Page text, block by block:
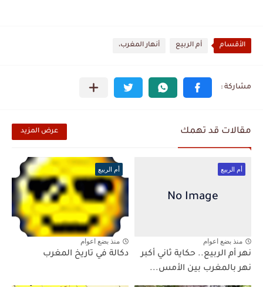
الأقسام أم الربيع أنهار المغرب،
مقالات قد تهمك عرض المزيد
أم الربيع
منذ بضع اعوام
نهر أم الربيع.. حكاية ثاني أكبر
نهر بالمغرب بين الأمس...
أم الربيع
منذ بضع اعوام
دكالة في تاريخ المغرب